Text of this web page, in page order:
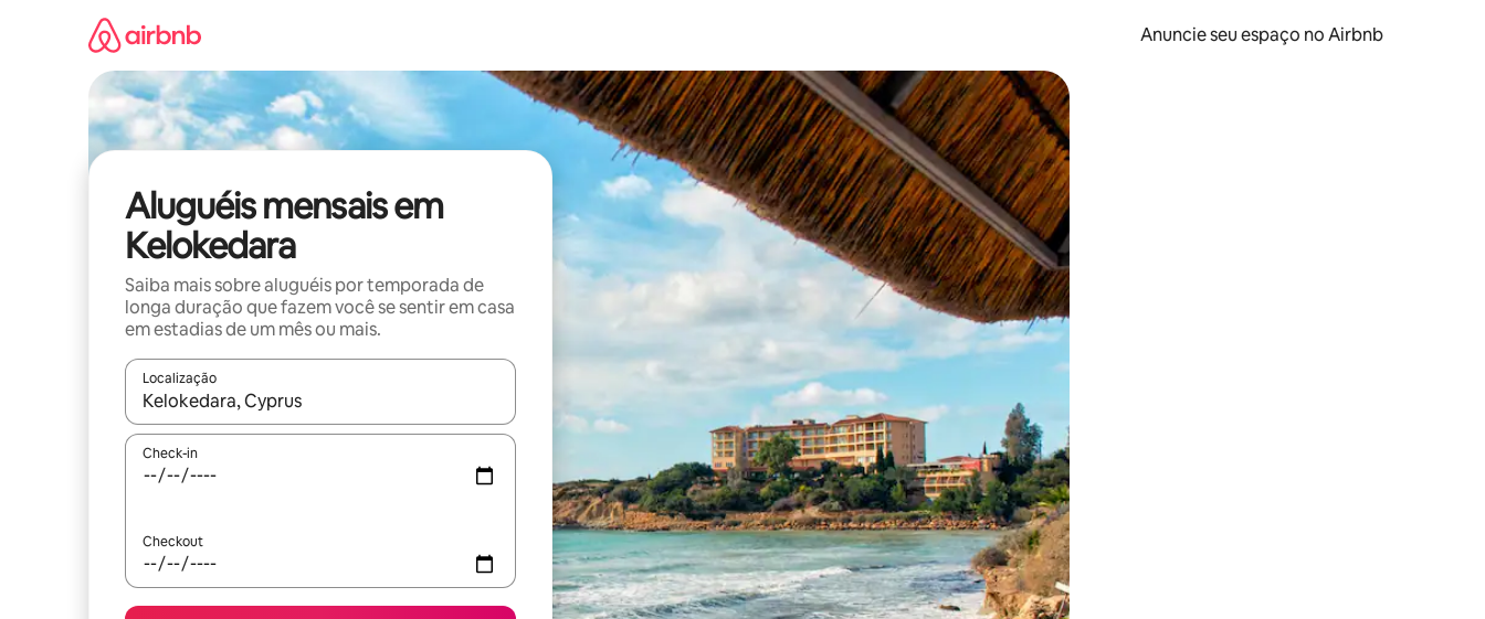
Anuncie seu espaço no Airbnb
Aluguéis mensais em
Kelokedara
Saiba mais sobre aluguéis por temporada de
longa duração que fazem você se sentir em casa
em estadias de um mês ou mais.
Localização
Quando os resultados estiverem disponíveis, explore-os usando as seta para cima e para baixo do teclado ou tocando e deslizando o dedo na tela.
Check-in
Checkout